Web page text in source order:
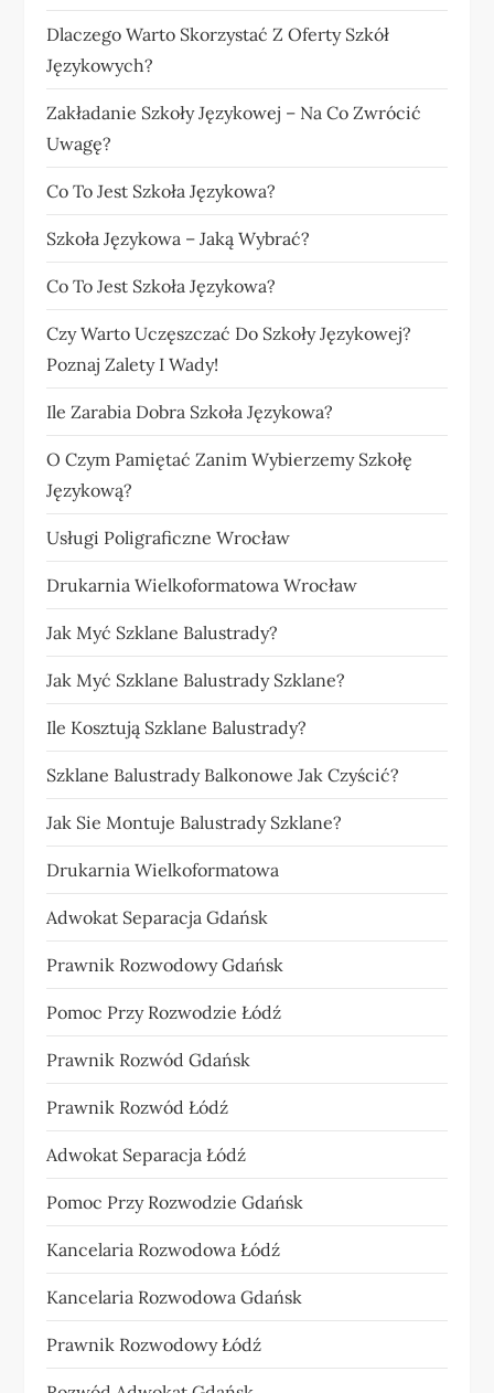
Dlaczego Warto Skorzystać Z Oferty Szkół
Językowych?
Zakładanie Szkoły Językowej – Na Co Zwrócić
Uwagę?
Co To Jest Szkoła Językowa?
Szkoła Językowa – Jaką Wybrać?
Co To Jest Szkoła Językowa?
Czy Warto Uczęszczać Do Szkoły Językowej?
Poznaj Zalety I Wady!
Ile Zarabia Dobra Szkoła Językowa?
O Czym Pamiętać Zanim Wybierzemy Szkołę
Językową?
Usługi Poligraficzne Wrocław
Drukarnia Wielkoformatowa Wrocław
Jak Myć Szklane Balustrady?
Jak Myć Szklane Balustrady Szklane?
Ile Kosztują Szklane Balustrady?
Szklane Balustrady Balkonowe Jak Czyścić?
Jak Sie Montuje Balustrady Szklane?
Drukarnia Wielkoformatowa
Adwokat Separacja Gdańsk
Prawnik Rozwodowy Gdańsk
Pomoc Przy Rozwodzie Łódź
Prawnik Rozwód Gdańsk
Prawnik Rozwód Łódź
Adwokat Separacja Łódź
Pomoc Przy Rozwodzie Gdańsk
Kancelaria Rozwodowa Łódź
Kancelaria Rozwodowa Gdańsk
Prawnik Rozwodowy Łódź